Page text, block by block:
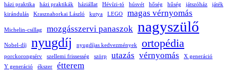
házi praktika házi praktikák háziállat Hévízi-tó húsvét hőség hűség játszóház
játék
kirándulás
Krasznahorkai László kutya LEGO magas vérnyomás
Michelin-csillag mozgásszervi panaszok nagyszülő
Nobel-díj nyugdíj nyugdíjas kedvezmények ortopédia
porckorongsérv szellemi frissesség szörp utazás vérnyomás
X generáció
Y generáció
ékszer étterem